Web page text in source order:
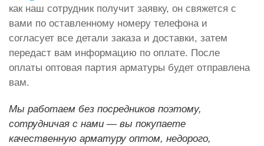
как наш сотрудник получит заявку, он свяжется с
вами по оставленному номеру телефона и
согласует все детали заказа и доставки, затем
передаст вам информацию по оплате. После
оплаты оптовая партия арматуры будет отправлена
вам.
Мы работаем без посредников поэтому,
сотрудничая с нами — вы покупаете
качественную арматуру оптом, недорого,